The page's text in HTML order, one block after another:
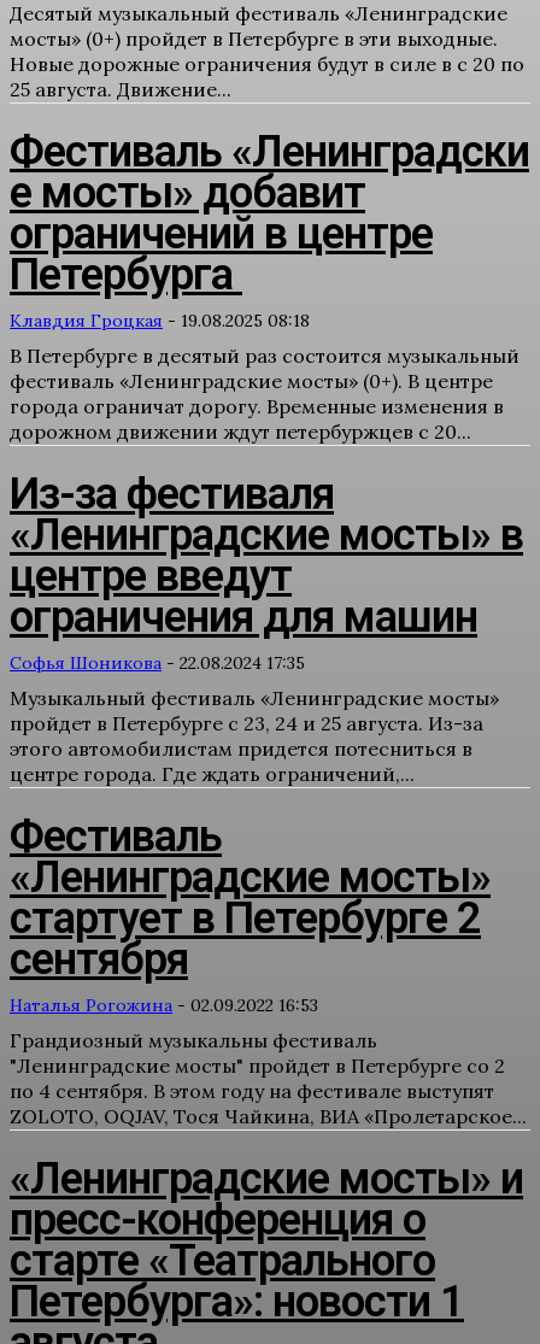
Десятый музыкальный фестиваль «Ленинградские
мосты» (0+) пройдет в Петербурге в эти выходные.
Новые дорожные ограничения будут в силе в с 20 по
25 августа. Движение...
Фестиваль «Ленинградски
е мосты» добавит
ограничений в центре
Петербурга
Клавдия Гроцкая - 19.08.2025 08:18
В Петербурге в десятый раз состоится музыкальный
фестиваль «Ленинградские мосты» (0+). В центре
города ограничат дорогу. Временные изменения в
дорожном движении ждут петербуржцев с 20...
Из-за фестиваля
«Ленинградские мосты» в
центре введут
ограничения для машин
Софья Шоникова - 22.08.2024 17:35
Музыкальный фестиваль «Ленинградские мосты»
пройдет в Петербурге с 23, 24 и 25 августа. Из-за
этого автомобилистам придется потесниться в
центре города. Где ждать ограничений,...
Фестиваль
«Ленинградские мосты»
стартует в Петербурге 2
сентября
Наталья Рогожина - 02.09.2022 16:53
Грандиозный музыкальны фестиваль
"Ленинградские мосты" пройдет в Петербурге со 2
по 4 сентября. В этом году на фестивале выступят
ZOLOTO, OQJAV, Тося Чайкина, ВИА «Пролетарское...
«Ленинградские мосты» и
пресс-конференция о
старте «Театрального
Петербурга»: новости 1